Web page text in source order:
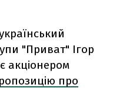
"Приват" Ігор
акціонером
про